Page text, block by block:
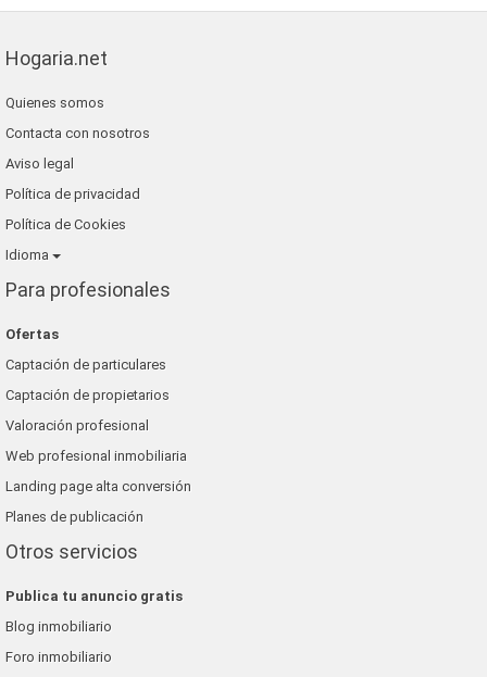
Hogaria.net
Quienes somos
Contacta con nosotros
Aviso legal
Política de privacidad
Política de Cookies
Idioma
Para profesionales
Ofertas
Captación de particulares
Captación de propietarios
Valoración profesional
Web profesional inmobiliaria
Landing page alta conversión
Planes de publicación
Otros servicios
Publica tu anuncio gratis
Blog inmobiliario
Foro inmobiliario